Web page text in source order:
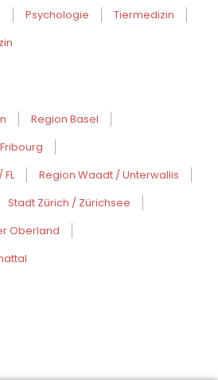
Psychologie
Tiermedizin
Region Basel
Region Waadt / Unterwallis
Stadt Zürich / Zürichsee
Oberland